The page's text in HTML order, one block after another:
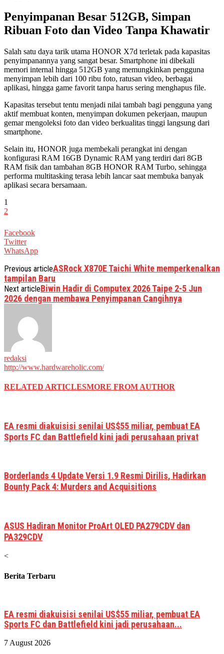
Penyimpanan Besar 512GB, Simpan
Ribuan Foto dan Video Tanpa Khawatir
Salah satu daya tarik utama HONOR X7d terletak pada kapasitas
penyimpanannya yang sangat besar. Smartphone ini dibekali
memori internal hingga 512GB yang memungkinkan pengguna
menyimpan lebih dari 100 ribu foto, ratusan video, berbagai
aplikasi, hingga game favorit tanpa harus sering menghapus file.
Kapasitas tersebut tentu menjadi nilai tambah bagi pengguna yang
aktif membuat konten, menyimpan dokumen pekerjaan, maupun
gemar mengoleksi foto dan video berkualitas tinggi langsung dari
smartphone.
Selain itu, HONOR juga membekali perangkat ini dengan
konfigurasi RAM 16GB Dynamic RAM yang terdiri dari 8GB
RAM fisik dan tambahan 8GB HONOR RAM Turbo, sehingga
performa multitasking terasa lebih lancar saat membuka banyak
aplikasi secara bersamaan.
1
2
Facebook
Twitter
WhatsApp
Previous articleASRock X870E Taichi White memperkenalkan
tampilan Baru
Next articleBiwin Hadir di Computex 2026 Taipe 2-5 Jun
2026 dengan membawa Penyimpanan Cangihnya
redaksi
http://www.hardwareholic.com/
RELATED ARTICLESMORE FROM AUTHOR
EA resmi diakuisisi senilai US$55 miliar, pembuat EA
Sports FC dan Battlefield kini jadi perusahaan privat
Borderlands 4 Update Versi 1.9 Resmi Dirilis, Hadirkan
Bounty Pack 4: Murders and Acquisitions
ASUS Hadiran Monitor ProArt OLED PA279CDV dan
PA329CDV
<
Berita Terbaru
EA resmi diakuisisi senilai US$55 miliar, pembuat EA
Sports FC dan Battlefield kini jadi perusahaan...
7 August 2026